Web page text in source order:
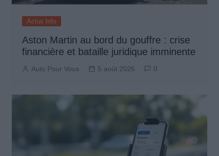
Actus Info
Aston Martin au bord du gouffre : crise
financière et bataille juridique imminente
Auto Pour Vous 5 août 2026 0